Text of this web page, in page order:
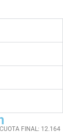
FINAL: 12.164